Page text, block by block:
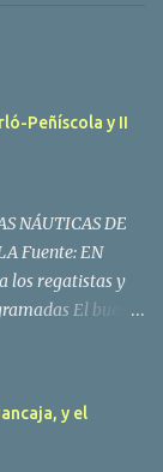
Peñíscola y II
NÁUTICAS DE
Fuente: EN
los regatistas y
El buen
Mª Villes fue
parte un
y el